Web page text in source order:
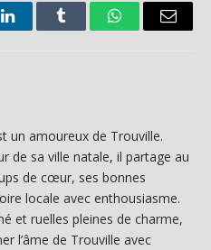
LinkedInTumblr WhatsAppEmail
un amoureux de Trouville.
de sa ville natale, il partage au
de cœur, ses bonnes
locale avec enthousiasme.
et ruelles pleines de charme,
l’âme de Trouville avec